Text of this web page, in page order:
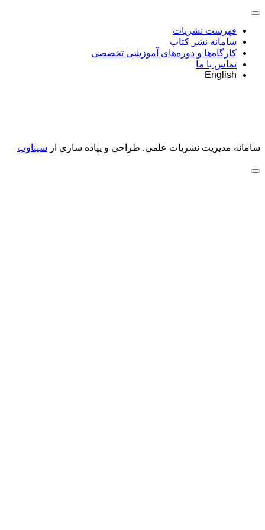
فهرست نشریات
سامانه نشر کتاب
کارگاه‌ها و دوره‌های آموزشی تخصصی
تماس با ما
English
سامانه مدیریت نشریات علمی. طراحی و پیاده سازی از سیناوب